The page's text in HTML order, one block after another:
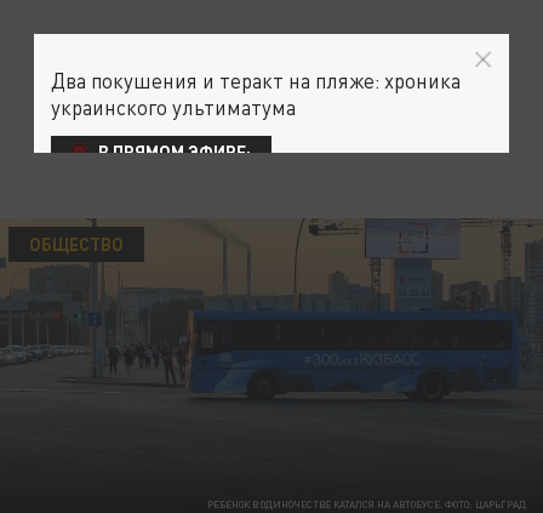
РЕБЕНОК В ОДИНОЧЕСТВЕ КАТАЛСЯ НА АВТОБУСЕ. ФОТО: ЦАРЬГРАД
ОБЩЕСТВО
Два покушения и теракт на пляже: хроника
украинского ультиматума
В ПРЯМОМ ЭФИРЕ: